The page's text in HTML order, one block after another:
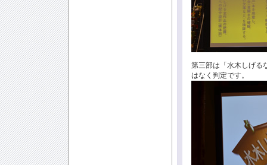
第三部は「水木しげる
はなく判定です。